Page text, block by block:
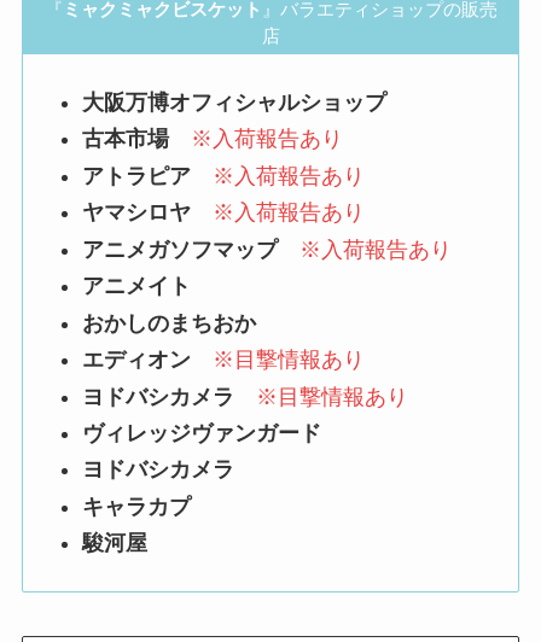
『 ミャクミャクビスケット 』バラエティショップの販売
店
大阪万博オフィシャルショップ
古本市場
※入荷報告あり
アトラピア
※入荷報告あり
ヤマシロヤ
※入荷報告あり
アニメガソフマップ
※入荷報告あり
アニメイト
おかしのまちおか
エディオン
※目撃情報あり
ヨドバシカメラ
※目撃情報あり
ヴィレッジヴァンガード
ヨドバシカメラ
キャラカプ
駿河屋